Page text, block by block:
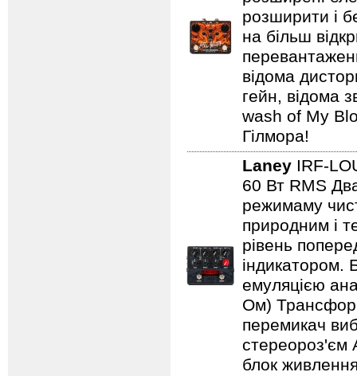
розширити і
на більш
відома
гейн, відома
wash of My
Гілмора!
Laney IRF-
60 Вт RMS
режимаму
природним і
рівень
індикатором.
емуляцією
Ом)
перемикач
стереороз'єм
блок